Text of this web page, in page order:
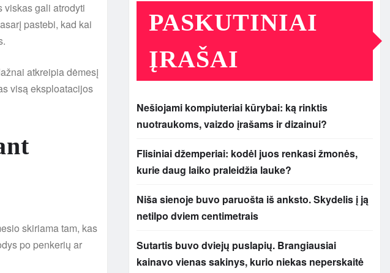
viskas gali atrodyti
pastebi, kad kai
atkreipia dėmesį
visą eksploatacijos
skiriama tam, kas
po penkerių ar
PASKUTINIAI
ĮRAŠAI
Nešiojami kompiuteriai kūrybai: ką rinktis
nuotraukoms, vaizdo įrašams ir dizainui?
Flisiniai džemperiai: kodėl juos renkasi žmonės,
kurie daug laiko praleidžia lauke?
Niša sienoje buvo paruošta iš anksto. Skydelis į ją
netilpo dviem centimetrais
Sutartis buvo dviejų puslapių. Brangiausiai
kainavo vienas sakinys, kurio niekas neperskaitė